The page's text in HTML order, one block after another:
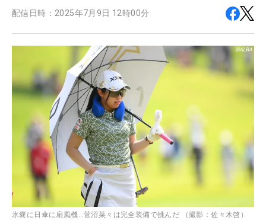
配信日時： 2025年7月9日 12時00分
氷嚢に日傘に扇風機…菅沼菜々は完全装備で挑んだ （撮影：佐々木啓）